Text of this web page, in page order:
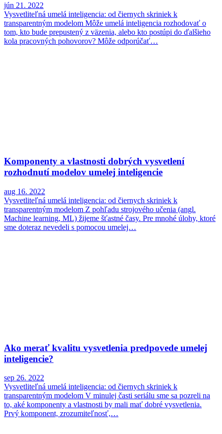
jún 21. 2022
Vysvetliteľná umelá inteligencia: od čiernych skriniek k
transparentným modelom Môže umelá inteligencia rozhodovať o
tom, kto bude prepustený z väzenia, alebo kto postúpi do ďalšieho
kola pracovných pohovorov? Môže odporúčať…
Komponenty a vlastnosti dobrých vysvetlení
rozhodnutí modelov umelej inteligencie
aug 16. 2022
Vysvetliteľná umelá inteligencia: od čiernych skriniek k
transparentným modelom Z pohľadu strojového učenia (angl.
Machine learning, ML) žijeme šťastné časy. Pre mnohé úlohy, ktoré
sme doteraz nevedeli s pomocou umelej…
Ako merať kvalitu vysvetlenia predpovede umelej
inteligencie?
sep 26. 2022
Vysvetliteľná umelá inteligencia: od čiernych skriniek k
transparentným modelom V minulej časti seriálu sme sa pozreli na
to, aké komponenty a vlastnosti by mali mať dobré vysvetlenia.
Prvý komponent, zrozumiteľnosť,…